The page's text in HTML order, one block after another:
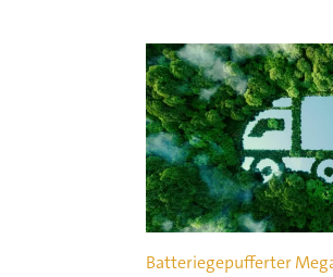
Batteriegepufferter